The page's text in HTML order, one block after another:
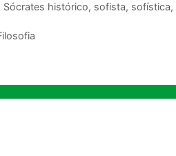
Sócrates histórico, sofista, sofística,